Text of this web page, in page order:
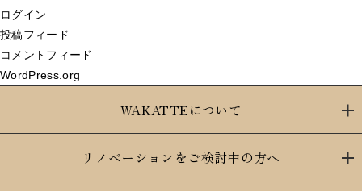
ログイン
投稿フィード
コメントフィード
WordPress.org
WAKATTEについて
リノベーションをご検討中の方へ